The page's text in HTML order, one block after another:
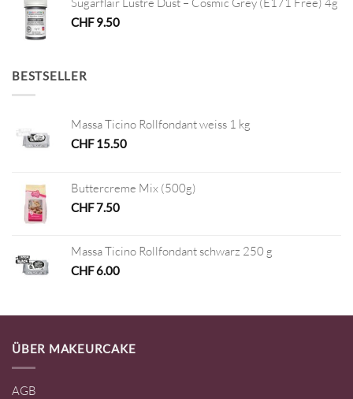
CHF9.50
BESTSELLER
Massa Ticino Rollfondant weiss 1 kg
CHF15.50
Buttercreme Mix (500g)
CHF7.50
Massa Ticino Rollfondant schwarz 250 g
CHF6.00
ÜBER MAKEURCAKE
AGB